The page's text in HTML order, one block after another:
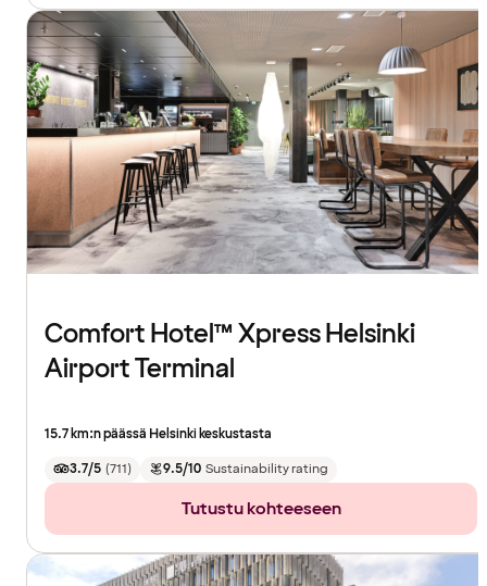
Comfort Hotel™ Xpress Helsinki
Airport Terminal
15.7 km:n päässä Helsinki keskustasta
3.7/5 (711) 9.5/10 Sustainability rating
Tutustu kohteeseen